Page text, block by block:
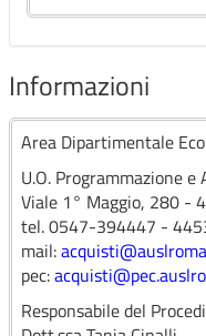
Informazioni
Area Dipartimentale
U.O. Programmazione
Viale 1° Maggio, 280 -
tel. 0547-394447 -
mail:
pec:
Responsabile del